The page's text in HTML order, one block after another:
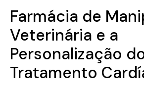
Farmácia de
Veterinária e a
Personalização
Tratamento